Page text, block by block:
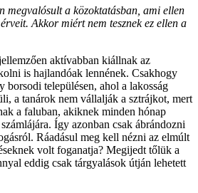
megvalósult a közoktatásban, ami ellen
Akkor miért nem tesznek ez ellen a
aktívabban kiállnak az
is hajlandóak lennének. Csakhogy
borsodi településen, ahol a lakosság
a tanárok nem vállalják a sztrájkot, mert
a faluban, akiknek minden hónap
Így azonban csak ábrándozni
Ráadásul meg kell nézni az elmúlt
volt foganatja? Megijedt tőlük a
eddig csak tárgyalások útján lehetett